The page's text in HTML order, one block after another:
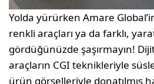
Yolda yürürken Amare
renkli araçları ya da farklı,
gördüğünüzde şaşırmayın!
araçların CGI teknikleriyle
ürün görselleriyle donatılmış